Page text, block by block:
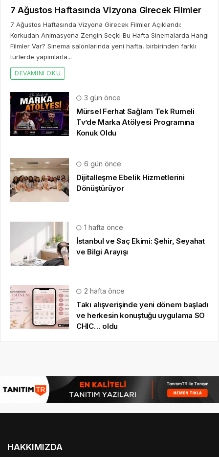
7 Ağustos Haftasında Vizyona Girecek Filmler
7 Ağustos Haftasında Vizyona Girecek Filmler Açıklandı:
Korkudan Animasyona Zengin Seçki Bu Hafta Sinemalarda Hangi
Filmler Var? Sinema salonlarında yeni hafta, birbirinden farklı
türlerde yapımlarla...
DEVAMINI OKU
3 gün önce
Mürsel Ferhat Sağlam Tek Rumeli
Tv’de Marka Atölyesi Programına
Konuk Oldu
6 gün önce
Dijitalleşme Ebelik Hizmetlerini
Dönüştürüyor
1 hafta önce
İstanbul ve Saç Ekimi: Şehir, Seyahat
ve Bilgi Arayışı
2 hafta önce
Takı alışverişinde yeni dönem başladı
ve herkesin konuştuğu uygulama SO
CHIC… oldu
HAKKIMIZDA